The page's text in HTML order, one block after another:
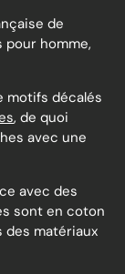
de
homme,
motifs décalés
, de quoi
avec une
avec des
sont en coton
des matériaux